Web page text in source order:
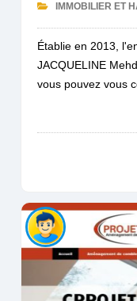
IMMOBILIER ET
Établie en 2013,
JACQUELINE
vous pouvez vous